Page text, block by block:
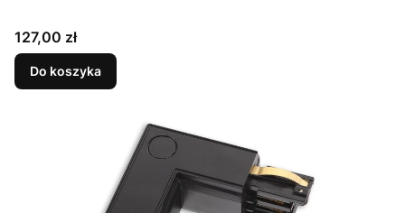
Cena
127,00 zł
Do koszyka